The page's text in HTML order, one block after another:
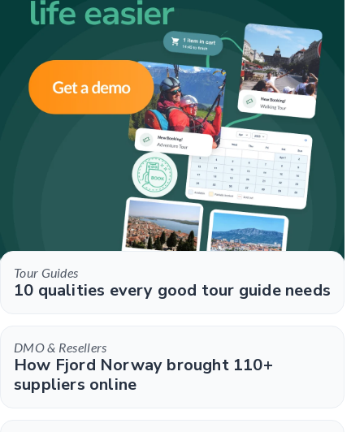
Tour Guides
10 qualities every good tour guide needs
DMO & Resellers
How Fjord Norway brought 110+
suppliers online